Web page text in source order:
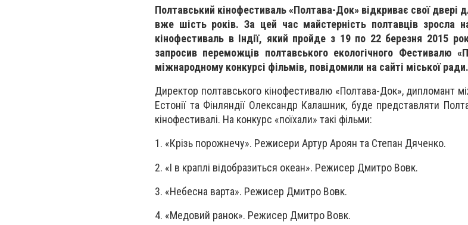
Полтавський кінофестиваль «Полтава-Док» відкриває свої двері
вже шість років. За цей час майстерність полтавців зросла
кінофестиваль в Індії, який пройде з 19 по 22 березня 2015
запросив переможців полтавського екологічного Фестивалю
міжнародному конкурсі фільмів, повідомили на сайті міської ради.
Директор полтавського кінофестивалю «Полтава-Док», дипломант
Естонії та Фінляндії Олександр Калашник, буде представляти
кінофестивалі. На конкурс «поїхали» такі фільми:
1. «Крізь порожнечу». Режисери Артур Ароян та Степан Дяченко.
2. «І в краплі відобразиться океан». Режисер Дмитро Вовк.
3. «Небесна варта». Режисер Дмитро Вовк.
4. «Медовий ранок». Режисер Дмитро Вовк.